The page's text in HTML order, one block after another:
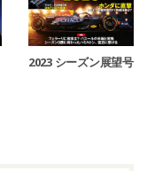
2023 シーズン展望号